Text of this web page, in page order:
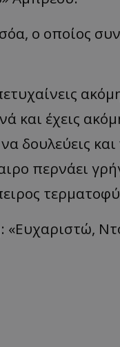
ο οποίος
και έχεις
δουλεύεις
περνάει
«Ευχαριστώ,